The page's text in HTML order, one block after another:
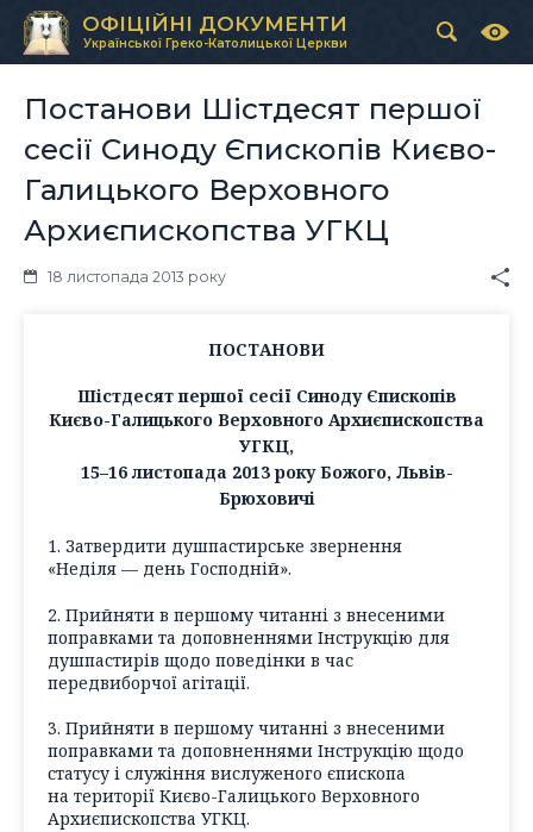
ОФІЦІЙНІ ДОКУМЕНТИ
Української Греко-Католицької Церкви
Постанови Шістдесят першої
сесії Синоду Єпископів Києво-
Галицького Верховного
Архиєпископства УГКЦ
18 листопада 2013 року
ПОСТАНОВИ
Шістдесят першої сесії Синоду Єпископів
Києво-Галицького Верховного Архиєпископства
УГКЦ,
15–16 листопада 2013 року Божого, Львів-
Брюховичі
1. Затвердити душпастирське звернення
«Неділя — день Господній».
2. Прийняти в першому читанні з внесеними
поправками та доповненнями Інструкцію для
душпастирів щодо поведінки в час
передвиборчої агітації.
3. Прийняти в першому читанні з внесеними
поправками та доповненнями Інструкцію щодо
статусу і служіння вислуженого єпископа
на території Києво-Галицького Верховного
Архиєпископства УГКЦ.